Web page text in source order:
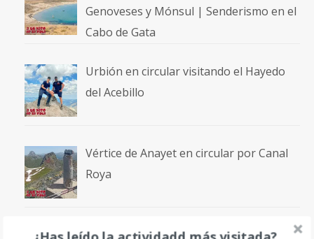
Genoveses y Mónsul | Senderismo en el
Cabo de Gata
Urbión en circular visitando el Hayedo
del Acebillo
Vértice de Anayet en circular por Canal
Roya
Volcán Incahuasi